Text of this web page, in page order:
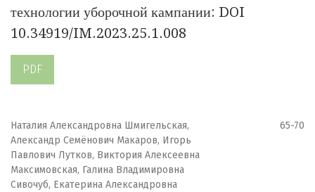
технологии уборочной кампании: DOI
10.34919/IM.2023.25.1.008
PDF
Наталия Александровна Шмигельская,
Александр Семёнович Макаров, Игорь
Павлович Лутков, Виктория Алексеевна
Максимовская, Галина Владимировна
Сивочуб, Екатерина Александровна
65-70